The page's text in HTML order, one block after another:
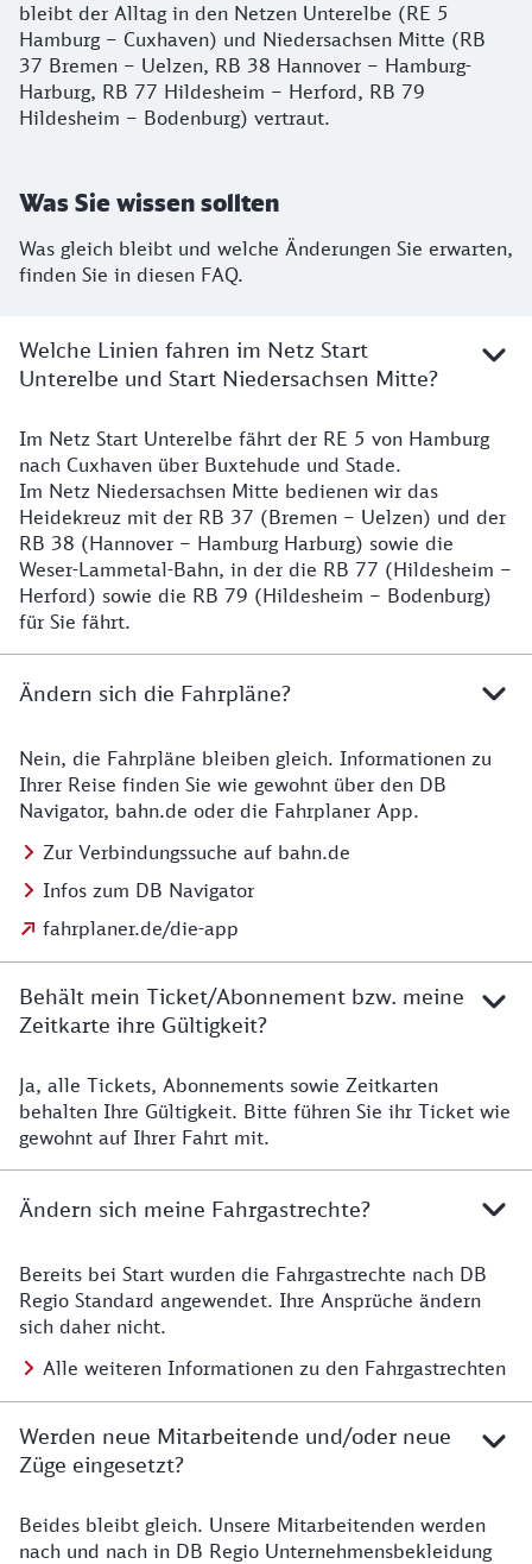
bleibt der Alltag in den Netzen Unterelbe (RE 5
Hamburg – Cuxhaven) und Niedersachsen Mitte (RB
37 Bremen – Uelzen, RB 38 Hannover – Hamburg-
Harburg, RB 77 Hildesheim – Herford, RB 79
Hildesheim – Bodenburg) vertraut.
Was Sie wissen sollten
Was gleich bleibt und welche Änderungen Sie erwarten,
finden Sie in diesen FAQ.
Welche Linien fahren im Netz Start
Unterelbe und Start Niedersachsen Mitte?
Details
Im Netz Start Unterelbe fährt der RE 5 von Hamburg
nach Cuxhaven über Buxtehude und Stade.
Im Netz Niedersachsen Mitte bedienen wir das
Heidekreuz mit der RB 37 (Bremen – Uelzen) und der
RB 38 (Hannover – Hamburg Harburg) sowie die
Weser-Lammetal-Bahn, in der die RB 77 (Hildesheim –
Herford) sowie die RB 79 (Hildesheim – Bodenburg)
für Sie fährt.
Ändern sich die Fahrpläne?
Details zu den Fahrplänen
Nein, die Fahrpläne bleiben gleich. Informationen zu
Ihrer Reise finden Sie wie gewohnt über den DB
Navigator, bahn.de oder die Fahrplaner App.
Zur Verbindungssuche auf bahn.de
Infos zum DB Navigator
fahrplaner.de/die-app
Behält mein Ticket/Abonnement bzw. meine
Zeitkarte ihre Gültigkeit?
Details zur Zeitkarte
Ja, alle Tickets, Abonnements sowie Zeitkarten
behalten Ihre Gültigkeit. Bitte führen Sie ihr Ticket wie
gewohnt auf Ihrer Fahrt mit.
Ändern sich meine Fahrgastrechte?
Details zu Fahrgastrechten
Bereits bei Start wurden die Fahrgastrechte nach DB
Regio Standard angewendet. Ihre Ansprüche ändern
sich daher nicht.
Alle weiteren Informationen zu den Fahrgastrechten
Werden neue Mitarbeitende und/oder neue
Züge eingesetzt?
Details zu den Mitarbeitenden
Beides bleibt gleich. Unsere Mitarbeitenden werden
nach und nach in DB Regio Unternehmensbekleidung